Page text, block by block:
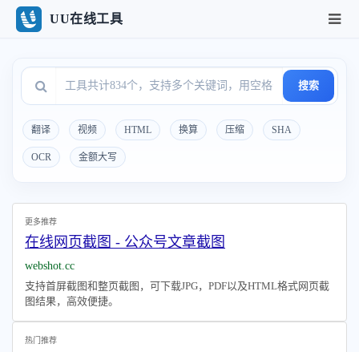
UU在线工具
搜索
翻译 视频 HTML 换算 压缩 SHA
OCR 金额大写
更多推荐
在线网页截图 - 公众号文章截图
webshot.cc
支持首屏截图和整页截图，可下载JPG，PDF以及HTML格式网页截
图结果，高效便捷。
热门推荐